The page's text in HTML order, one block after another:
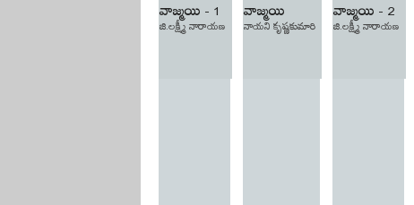
వాజ్మయి - 1
జి.లక్ష్మీ నారాయణ
వాజ్మయి
నాయని కృష్ణకుమారి
వాజ్మయి - 2
జి.లక్ష్మీ నారాయణ